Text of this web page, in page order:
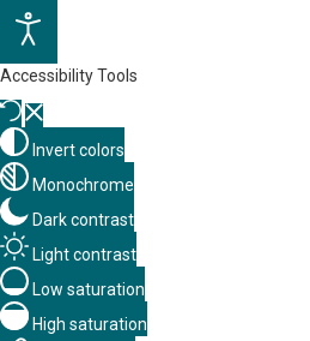
Accessibility Tools
Invert colors
Monochrome
Dark contrast
Light contrast
Low saturation
High saturation